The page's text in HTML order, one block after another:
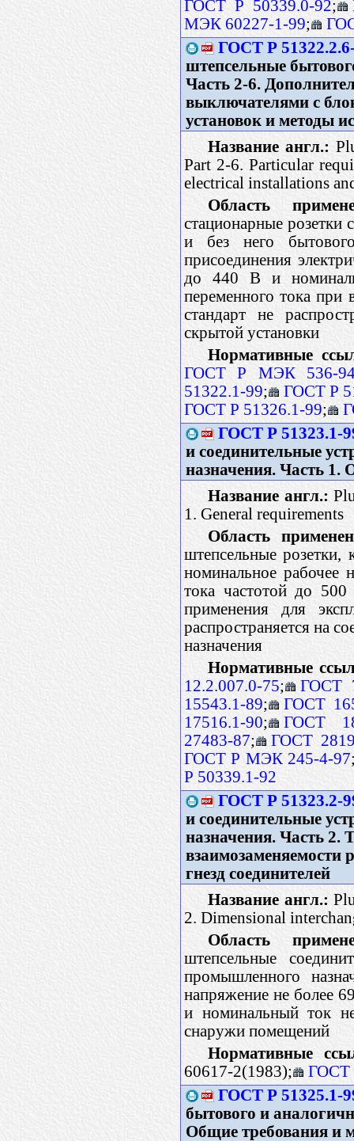
ГОСТ Р 50339.0-92;
МЭК 60227-1-99;
ГОСТ Р
штепсельные
Часть 2-6.
выключателями с
установок и методы
Название англ.:
Part 2-6. Particular
electrical installations
Область
стационарные розетки
и без него
присоединения
до 440 В и
переменного тока при
стандарт не
скрытой установки
Нормативные
ГОСТ Р МЭК 536-
51322.1-99;
ГОСТ Р
ГОСТ Р 51326.1-99;
ГОСТ Р 51323.1-
и соединительные
назначения. Часть 1.
Название англ.:
1. General requirements
Область
штепсельные розетки,
номинальное рабочее
тока частотой до
применения для
распространяется на
назначения
Нормативные
12.2.007.0-75;
ГОСТ
15543.1-89;
ГОСТ
17516.1-90;
ГОСТ
27483-87;
ГОСТ
ГОСТ Р МЭК 245-4-97
Р 50339.1-92
ГОСТ Р 51323.2-
и соединительные
назначения. Часть 2.
взаимозаменяемости
гнезд соединителей
Название англ.:
2. Dimensional
Область
штепсельные
промышленного
напряжение не более
и номинальный ток
снаружи помещений
Нормативные
60617-2(1983);
ГОСТ
ГОСТ Р 51325.1-
бытового и
Общие требования и